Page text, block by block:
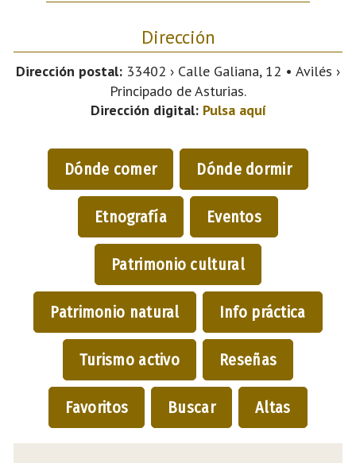
Dirección
Dirección postal: 33402 › Calle Galiana, 12 • Avilés ›
Principado de Asturias.
Dirección digital: Pulsa aquí
Dónde comer Dónde dormir
Etnografía Eventos
Patrimonio cultural
Patrimonio natural Info práctica
Turismo activo Reseñas
Favoritos Buscar Altas